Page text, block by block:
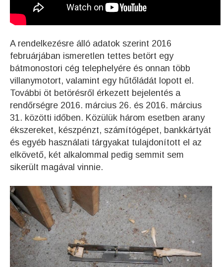
A rendelkezésre álló adatok szerint 2016
februárjában ismeretlen tettes betört egy
bátmonostori cég telephelyére és onnan több
villanymotort, valamint egy hűtőládát lopott el.
További öt betörésről érkezett bejelentés a
rendőrségre 2016. március 26. és 2016. március
31. közötti időben. Közülük három esetben arany
ékszereket, készpénzt, számítógépet, bankkártyát
és egyéb használati tárgyakat tulajdonított el az
elkövető, két alkalommal pedig semmit sem
sikerült magával vinnie.